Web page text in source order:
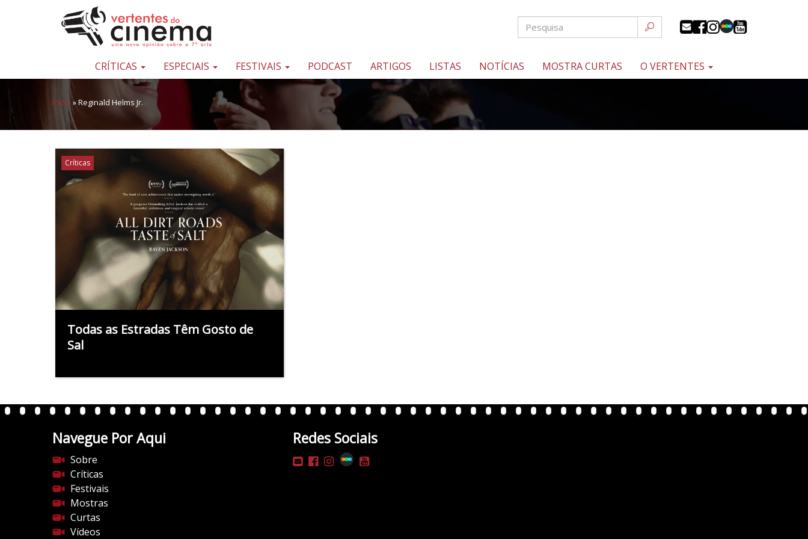
Pular para o conteúdo
Uma
sobre
sétima
arte
CRÍTICAS ESPECIAIS FESTIVAIS PODCAST ARTIGOS LISTAS NOTÍCIAS MOSTRA CURTAS O VERTENTES
Início »Reginald Helms Jr.
Críticas
Todas as Estradas Têm Gosto de
Sal
Navegue Por Aqui
Sobre
Críticas
Festivais
Mostras
Curtas
Vídeos
Redes Sociais